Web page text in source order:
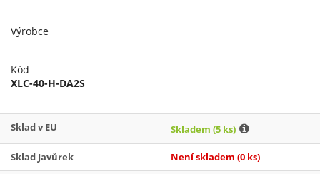
Výrobce
Kód
XLC-40-H-DA2S
Sklad v EU Skladem (5 ks)
Sklad Javůrek Není skladem (0 ks)